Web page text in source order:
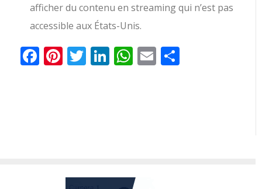
afficher du contenu en streaming qui n’est pas
accessible aux États-Unis.
Facebook
Pinterest
Twitter
LinkedIn
WhatsApp
Email